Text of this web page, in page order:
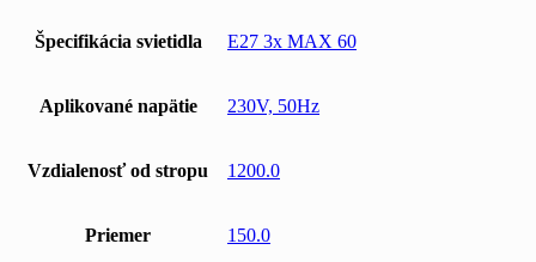
Špecifikácia svietidla E27 3x MAX 60
Aplikované napätie 230V, 50Hz
Vzdialenosť od stropu 1200.0
Priemer 150.0